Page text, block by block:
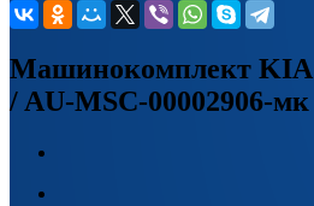
Машинокомплект KIA
/ AU-MSC-00002906-мк